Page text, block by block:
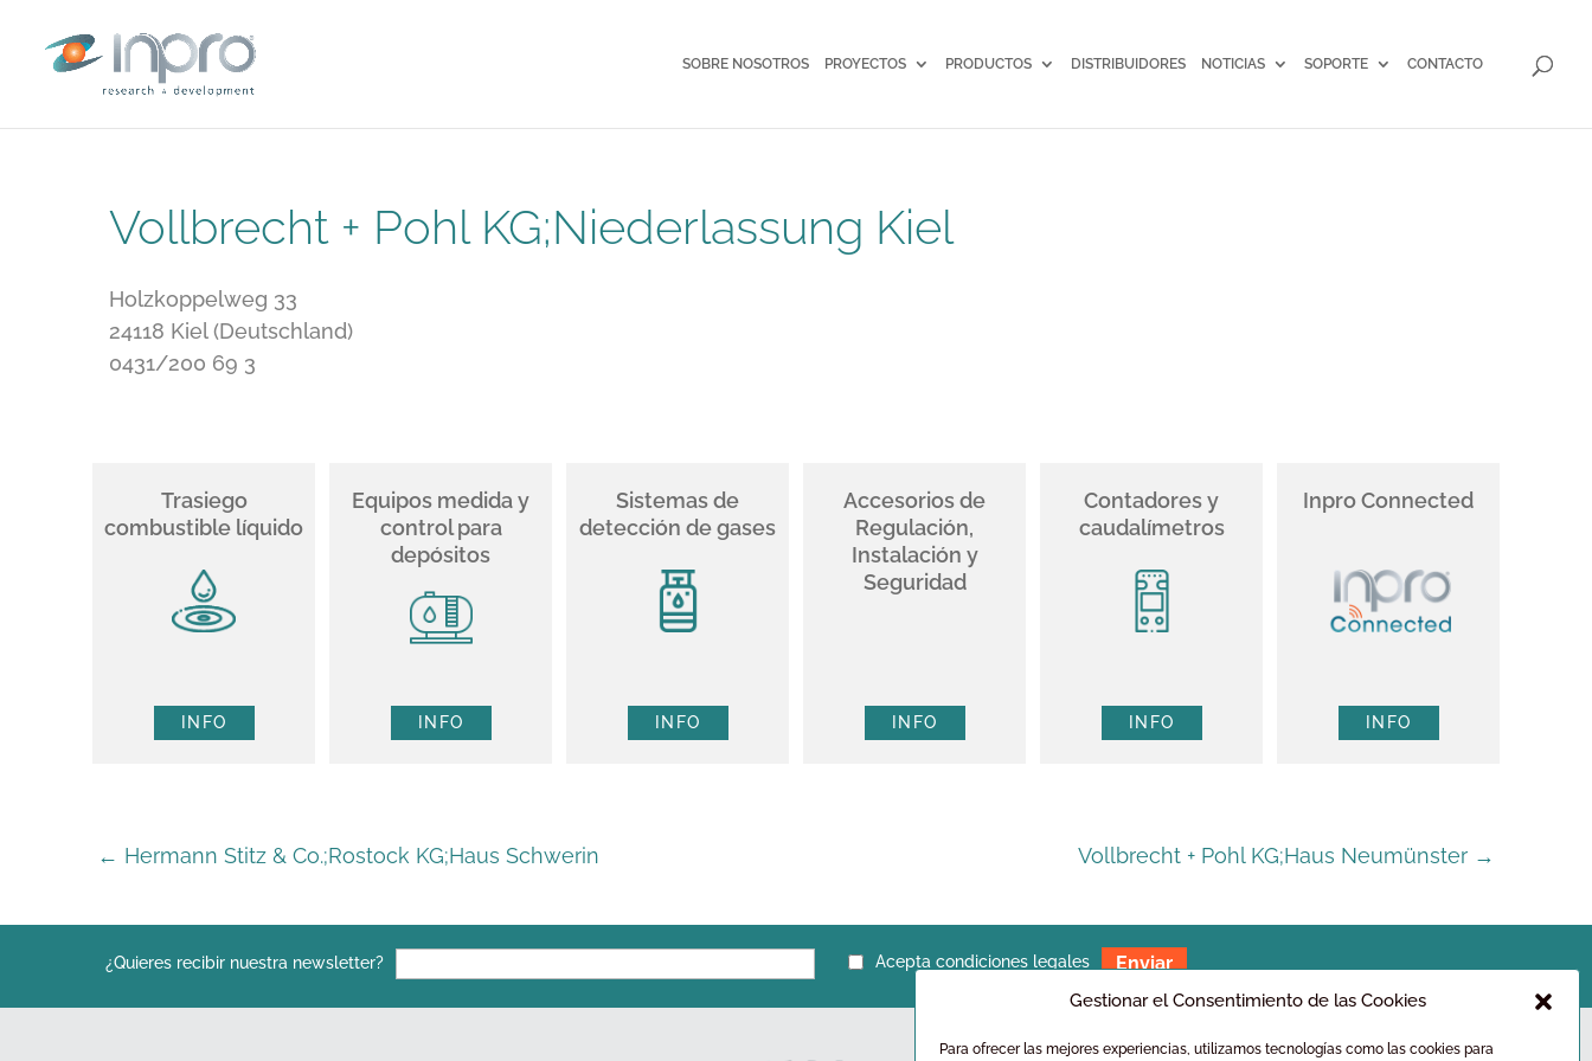
Gestionar el Consentimiento de las Cookies
Para ofrecer las mejores experiencias, utilizamos tecnologías como las cookies para
SOBRE NOSOTROS PROYECTOS PRODUCTOS DISTRIBUIDORES NOTICIAS SOPORTE CONTACTO
Vollbrecht + Pohl KG;Niederlassung Kiel
Holzkoppelweg 33
24118 Kiel (Deutschland)
0431/200 69 3
Trasiego
combustible líquido
INFO
Equipos medida y
control para
depósitos
INFO
Sistemas de
detección de gases
INFO
Accesorios de
Regulación,
Instalación y
Seguridad
INFO
Contadores y
caudalímetros
INFO
Inpro Connected
INFO
← Hermann Stitz & Co.;Rostock KG;Haus Schwerin Vollbrecht + Pohl KG;Haus Neumünster →
¿Quieres recibir nuestra newsletter? Acepta condiciones legales